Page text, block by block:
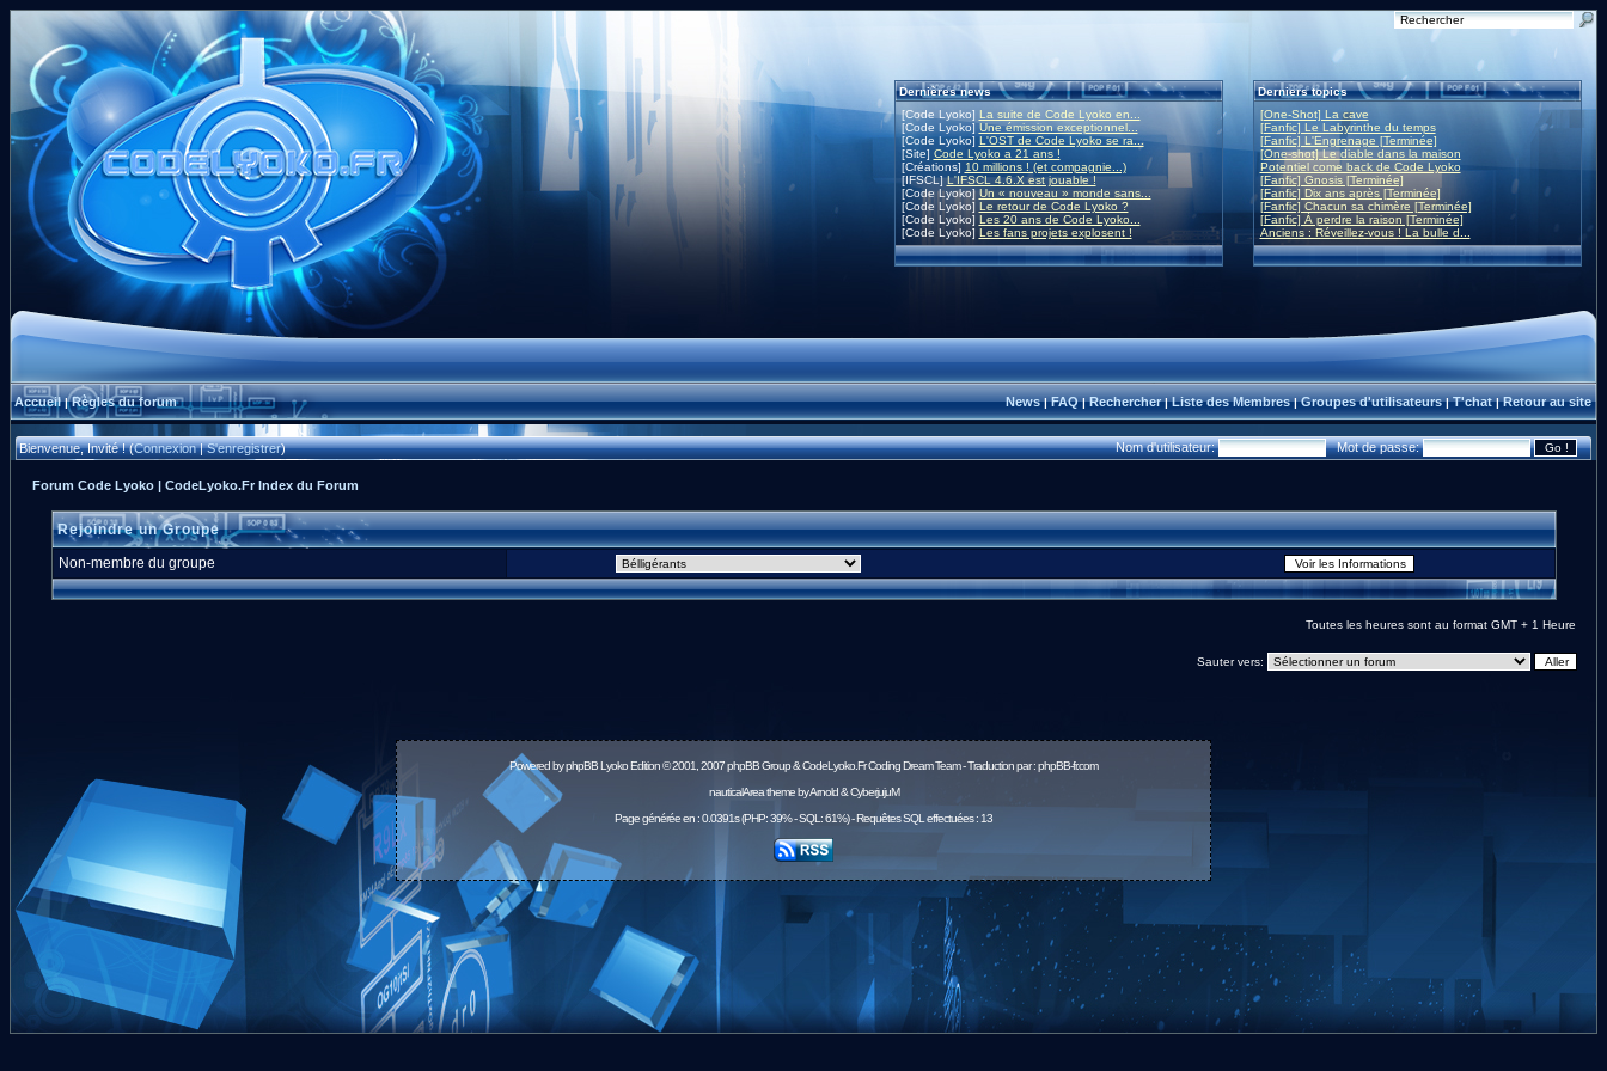
Dernières news
[Code Lyoko] La suite de Code Lyoko en...
[Code Lyoko]Une émission exceptionnel...
[Code Lyoko] L'OST de Code Lyoko se ra...
[Site] Code Lyoko a 21 ans !
[Créations] 10 millions ! (et compagnie...)
[IFSCL]L'IFSCL 4.6.X est jouable !
[Code Lyoko] Un « nouveau » monde sans...
[Code Lyoko] Le retour de Code Lyoko ?
[Code Lyoko] Les 20 ans de Code Lyoko...
[Code Lyoko] Les fans projets explosent !
Derniers topics
[One-Shot] La cave
[Fanfic] Le Labyrinthe du temps
[Fanfic] L'Engrenage [Terminée]
[One-shot] Le diable dans la maison
Potentiel come back de Code Lyoko
[Fanfic] Gnosis [Terminée]
[Fanfic] Dix ans après [Terminée]
[Fanfic] Chacun sa chimère [Terminée]
[Fanfic] À perdre la raison [Terminée]
Anciens : Réveillez-vous ! La bulle d...
Accueil|Règles du forum News|FAQ|Rechercher|Liste des Membres|Groupes d'utilisateurs|T'chat|Retour au site
Bienvenue, Invité ! (Connexion|S'enregistrer) Nom d'utilisateur: Mot de passe:
Forum Code Lyoko | CodeLyoko.Fr Index du Forum
Rejoindre un Groupe
Non-membre du groupe
Toutes les heures sont au format GMT + 1 Heure
Sauter vers:
Powered byphpBBLyoko Edition © 2001, 2007 phpBB Group & CodeLyoko.Fr Coding Dream Team - Traduction par :phpBB-fr.com
nauticalArea theme by Arnold & CyberjujuM
Page générée en : 0.0391s (PHP: 39% - SQL: 61%) - Requêtes SQL effectuées : 13